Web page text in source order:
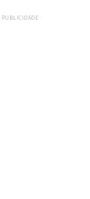
PUBLICIDADE